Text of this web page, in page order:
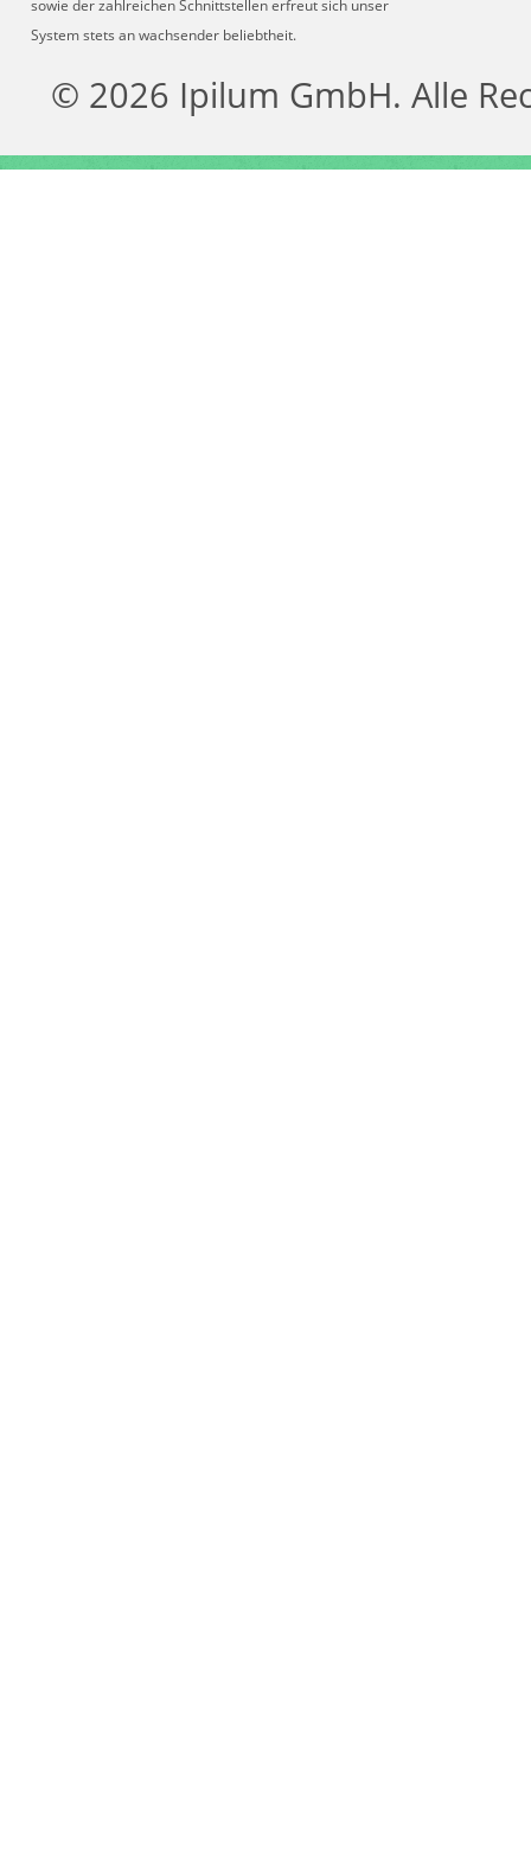
sowie der zahlreichen Schnittstellen erfreut sich unser
System stets an wachsender beliebtheit.
© 2026 Ipilum GmbH. Alle